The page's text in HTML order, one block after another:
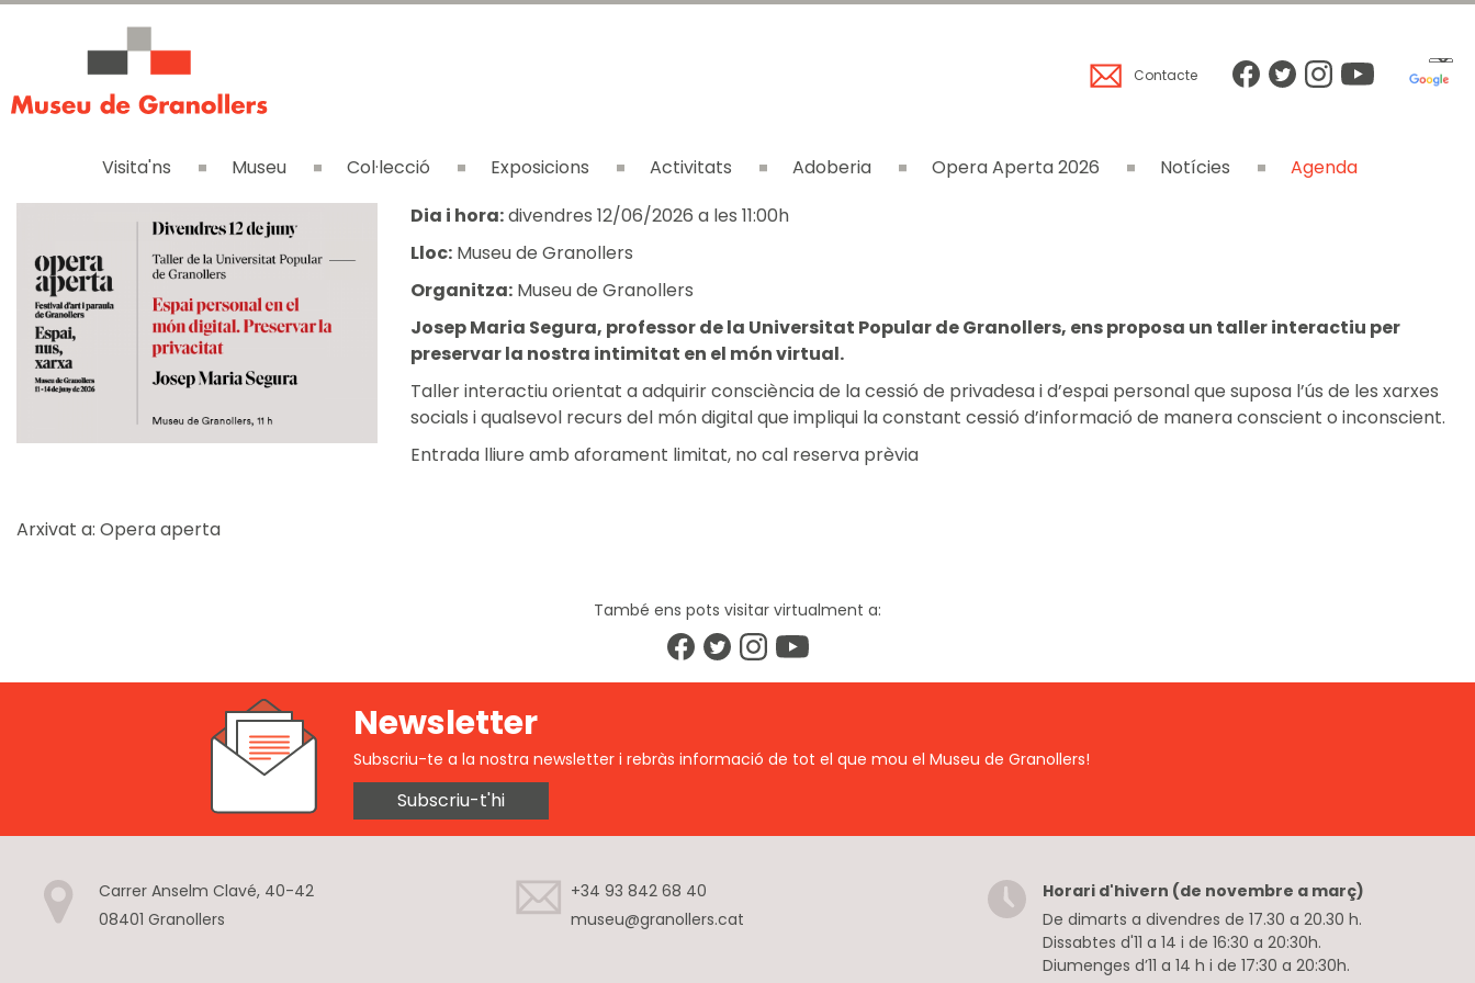
Contacte
Visita'ns Museu Col·lecció Exposicions Activitats Adoberia Opera Aperta 2026 Notícies
Agenda
Dia i hora:divendres 12/06/2026 a les 11:00h
Lloc:Museu de Granollers
Organitza:Museu de Granollers
Josep Maria Segura, professor de la Universitat Popular de Granollers, ens proposa un taller interactiu per
preservar la nostra intimitat en el món virtual.
Taller interactiu orientat a adquirir consciència de la cessió de privadesa i d’espai personal que suposa l’ús de les xarxes
socials i qualsevol recurs del món digital que impliqui la constant cessió d’informació de manera conscient o inconscient.
Entrada lliure amb aforament limitat, no cal reserva prèvia
Arxivat a: Opera aperta
També ens pots visitar virtualment a:
Newsletter
Subscriu-te a la nostra newsletter i rebràs informació de tot el que mou el Museu de Granollers!
Subscriu-t'hi
Carrer Anselm Clavé, 40-42
08401 Granollers
+34 93 842 68 40
museu@granollers.cat
Horari d'hivern (de novembre a març)
De dimarts a divendres de 17.30 a 20.30 h.
Dissabtes d'11 a 14 i de 16:30 a 20:30h.
Diumenges d’11 a 14 h i de 17:30 a 20:30h.